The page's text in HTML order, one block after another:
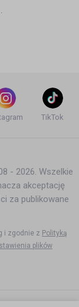
tańszej korony
bo masz
TikTok
- 2026. Wszelkie
akceptację
za publikowane
i zgodnie z Polityką
plików